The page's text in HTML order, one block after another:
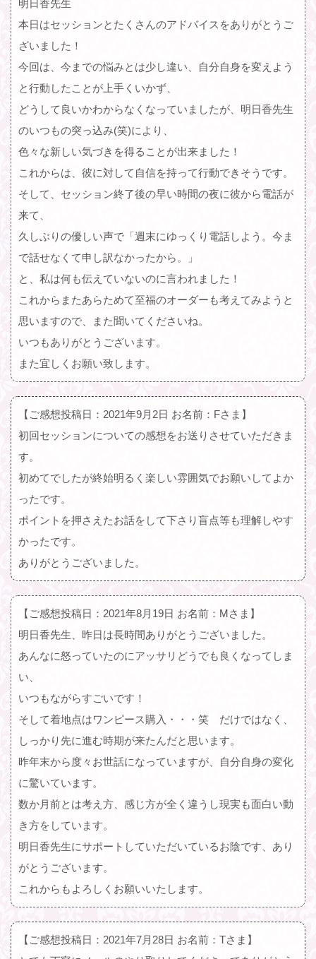
明日香先生
本日はセッションとたくさんのアドバイスをありがとうご
ざいました！
今回は、今までの悩みとは少し違い、自分自身を変えよう
と行動したことが上手くいかず、
どうして良いかわからなくなっていましたが、明日香先生
のいつもの突っ込み(笑)により、
色々な新しい気づきを得ることが出来ました！
これからは、彼に対して自信を持って行動できそうです。
そして、セッション終了後の早い時間の夜に彼から電話が
来て、
久しぶりの優しい声で「週末にゆっくり電話しよう。今ま
で話せなくて申し訳なかったから。」
と、私は何も伝えていないのに言われました！
これからまたあらためて至福のオーダーも考えてみようと
思いますので、また聞いてくださいね。
いつもありがとうございます。
また宜しくお願い致します。
【ご感想投稿日：2021年9月2日 お名前：Fさま】
初回セッションについての感想をお送りさせていただきま
す。
初めてでしたが終始明るく楽しい雰囲気でお願いしてよか
ったです。
ポイントを押さえたお話をして下さり盲点等も理解しやす
かったです。
ありがとうございました。
【ご感想投稿日：2021年8月19日 お名前：Mさま】
明日香先生、昨日は長時間ありがとうございました。
あんなに怒っていたのにアッサリどうでも良くなってしま
い、
いつもながらすごいです！
そして着地点はワンピース購入・・・笑 だけではなく、
しっかり先に進む時期が来たんだと思います。
昨年末から度々お世話になっていますが、自分自身の変化
に驚いています。
数か月前とは考え方、感じ方が全く違うし現実も面白い動
き方をしています。
明日香先生にサポートしていただいているお陰です、あり
がとうございます。
これからもよろしくお願いいたします。
【ご感想投稿日：2021年7月28日 お名前：Tさま】